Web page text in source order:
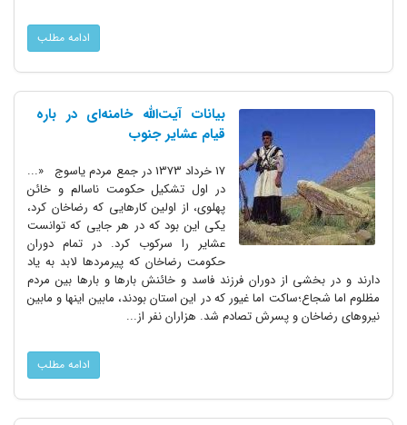
ادامه مطلب
بیانات آیت‌الله خامنه‌ای در باره
قیام عشایر جنوب
17 خرداد 1373 در جمع مردم یاسوج «...
در اول تشکیل حکومت ناسالم و خائن
پهلوی، از اولین کارهایی که رضاخان کرد،
یکی این بود که در هر جایی که توانست
عشایر را سرکوب کرد. در تمام دوران
حکومت رضاخان که پیرمردها لابد به یاد
دارند و در بخشی از دوران فرزند فاسد و خائنش بارها و بارها بین مردم
مظلوم اما شجاع؛ساکت اما غیور که در این استان بودند، مابین اینها و مابین
نیروهای رضاخان و پسرش تصادم شد. هزاران نفر از...
ادامه مطلب